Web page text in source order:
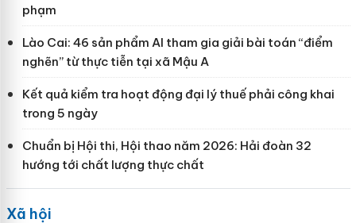
phạm
Lào Cai: 46 sản phẩm AI tham gia giải bài toán “điểm
nghẽn” từ thực tiễn tại xã Mậu A
Kết quả kiểm tra hoạt động đại lý thuế phải công khai
trong 5 ngày
Chuẩn bị Hội thi, Hội thao năm 2026: Hải đoàn 32
hướng tới chất lượng thực chất
Xã hội